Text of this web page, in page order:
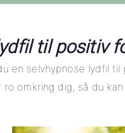
til positiv
en selvhypnose lydfil
ro omkring dig, så du